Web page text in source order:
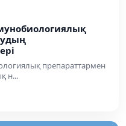
препараттармен
н...